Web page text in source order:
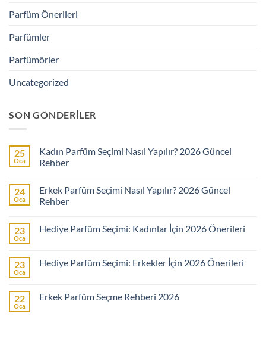
Parfüm Önerileri
Parfümler
Parfümörler
Uncategorized
SON GÖNDERILER
25
Oca
Kadın Parfüm Seçimi Nasıl Yapılır? 2026 Güncel
Rehber
Kadın
Parfüm
Seçimi
2026
24
Oca
Erkek Parfüm Seçimi Nasıl Yapılır? 2026 Güncel
Rehber
Erkek
Yapılır?
2026
23
Oca
Hediye Parfüm Seçimi: Kadınlar İçin 2026 Önerileri
Parfüm
2026
Önerileri
23
Oca
Hediye Parfüm Seçimi: Erkekler İçin 2026 Önerileri
Parfüm
22
Oca
Erkek Parfüm Seçme Rehberi 2026